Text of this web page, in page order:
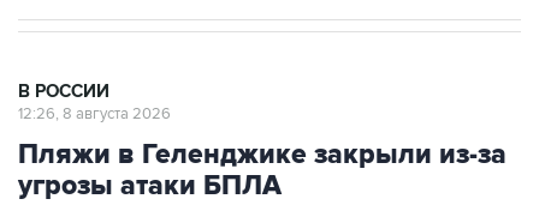
В РОССИИ
12:26, 8 августа 2026
Пляжи в Геленджике закрыли из-за
угрозы атаки БПЛА